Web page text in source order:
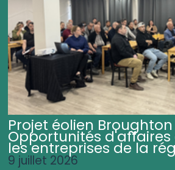
Projet éolien Broughton
Opportunités d'affaires
les entreprises de la
9 juillet 2026